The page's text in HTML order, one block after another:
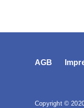
AGB
Copyright ©